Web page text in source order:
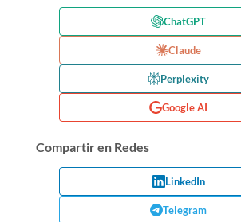
ChatGPT
Claude
Perplexity
Google AI
Compartir en Redes
LinkedIn
Telegram